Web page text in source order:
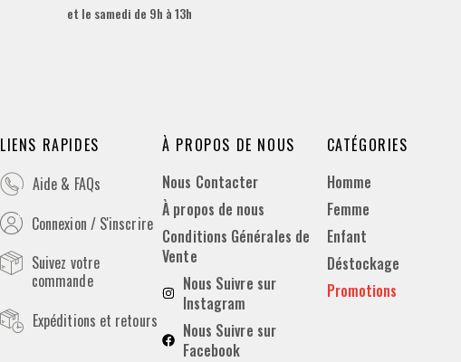
et le samedi de 9h à 13h
LIENS RAPIDES
Aide & FAQs
Connexion / S'inscrire
Suivez votre
commande
Expéditions et retours
À PROPOS DE NOUS
Nous Contacter
À propos de nous
Conditions Générales de
Vente
Nous Suivre sur
Instagram
Nous Suivre sur
Facebook
CATÉGORIES
Homme
Femme
Enfant
Déstockage
Promotions